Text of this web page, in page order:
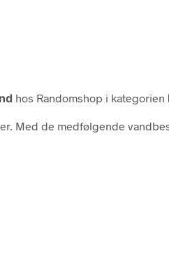
hos Randomshop i kategorien
Med de medfølgende